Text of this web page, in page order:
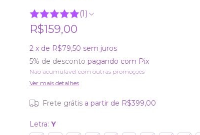
(1)
R$159,00
2 x de R$79,50 sem juros
5% de desconto pagando com Pix
Não acumulável com outras promoções
Ver mais detalhes
Frete grátis a partir de R$399,00
Letra: Y